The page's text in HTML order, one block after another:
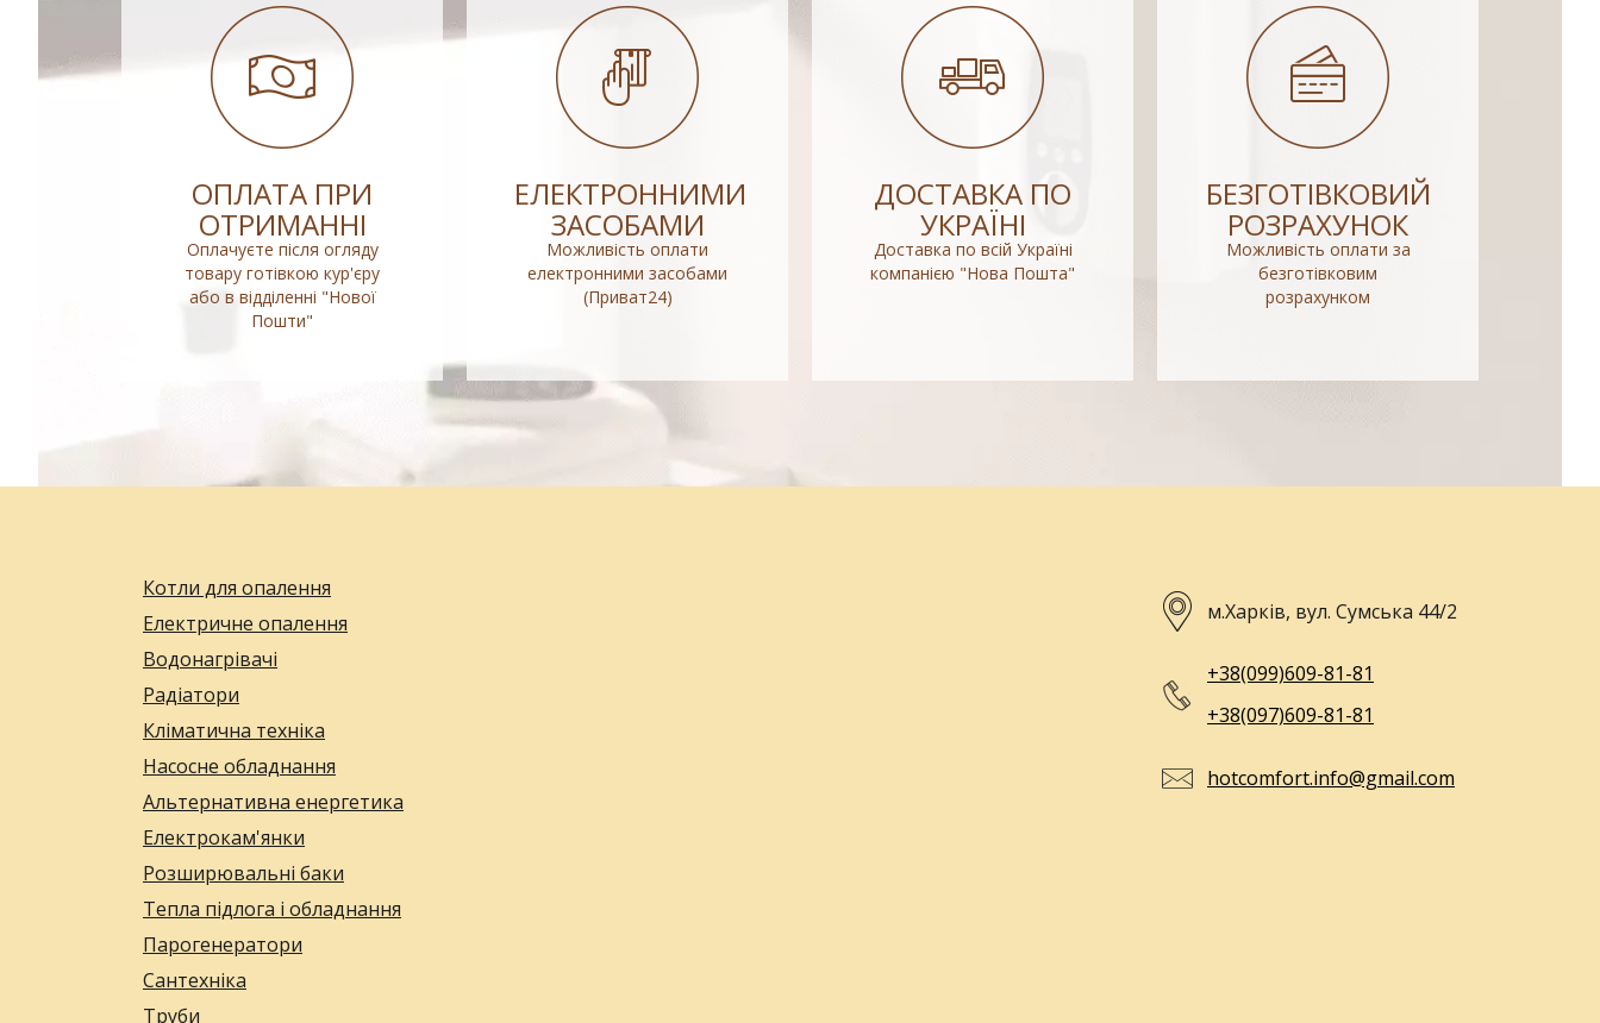
ОПЛАТА ПРИ
ОТРИМАННІ
Оплачуєте після огляду
товару готівкою кур'єру
або в відділенні "Нової
Пошти"
ЕЛЕКТРОННИМИ
ЗАСОБАМИ
Можливість оплати
електронними засобами
(Приват24)
ДОСТАВКА ПО
УКРАЇНІ
Доставка по всій Україні
компанією "Нова Пошта"
БЕЗГОТІВКОВИЙ
РОЗРАХУНОК
Можливість оплати за
безготівковим
розрахунком
Котли для опалення
Електричне опалення
Водонагрівачі
Радіатори
Кліматична техніка
Насосне обладнання
Альтернативна енергетика
Електрокам'янки
Розширювальні баки
Тепла підлога і обладнання
Парогенератори
Сантехніка
Труби
м.Харків, вул. Сумська 44/2
+38(099)609-81-81
+38(097)609-81-81
hotcomfort.info@gmail.com